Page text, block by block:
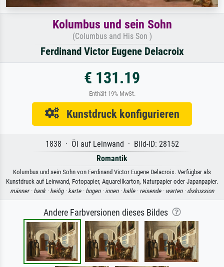
Kolumbus und sein Sohn
(Columbus and His Son )
Ferdinand Victor Eugene Delacroix
€ 131.19
Enthält 19% MwSt.
Kunstdruck konfigurieren
1838 · Öl auf Leinwand · Bild-ID: 28152
Romantik
Kolumbus und sein Sohn von Ferdinand Victor Eugene Delacroix. Verfügbar als
Kunstdruck auf Leinwand, Fotopapier, Aquarellkarton, Naturpapier oder Japanpapier.
männer · bank · heilig · karte · bogen · innen · halle · reisende · warten · diskussion
Andere Farbversionen dieses Bildes